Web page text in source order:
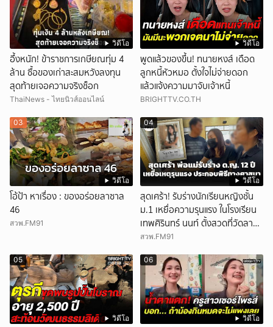
วิดีโอ
อึ้งหนัก! ข้าราชการเกษียณทุ่ม 4
ล้าน ซื้อของเก่าสะสมหวังลงทุน
สุดท้ายเจอความจริงช็อก
ThaiNews - ไทยนิวส์ออนไลน์
วิดีโอ
พูดแล้วของขึ้น! ทนายหงส์ เดือด
ลูกหนี้หัวหมอ ตั้งใจไม่จ่ายดอก
แล้วแจ้งความมาจับเจ้าหนี้
BRIGHTTV.CO.TH
วิดีโอ
03
โอ้ป้า หาเรื่อง : ของอร่อยลาซาล
46
สวพ.FM91
วิดีโอ
04
สุดเศร้า! รับร่างนักเรียนหญิงชั้น
ม.1 เหยื่อความรุนแรง ในโรงเรียน
เทพศิรินทร์ นนท์ ตั้งสวดที่วัดลาด
ปลาดุก
สวพ.FM91
วิดีโอ
05
วิดีโอ
06